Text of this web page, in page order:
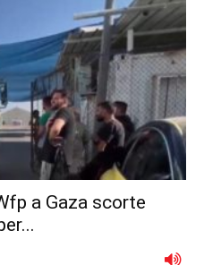
a Gaza scorte